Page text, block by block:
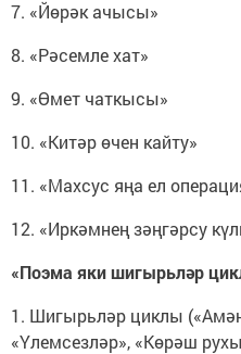
7. «Йөрәк ачысы»
8. «Рәсемле хат»
9. «Өмет чаткысы»
10. «Китәр өчен кайту»
11. «Махсус яңа ел
12. «Иркәмнең зәңгәрсу
«Поэма яки шигырьләр
1. Шигырьләр циклы
«Үлемсезләр», «Көрәш